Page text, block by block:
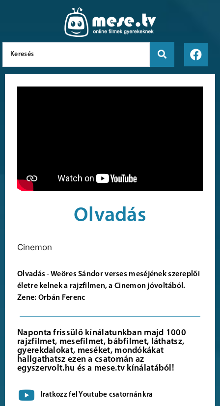
Olvadás
Cinemon
Olvadás - Weöres Sándor verses meséjének szereplői
életre kelnek a rajzfilmen, a Cinemon jóvoltából.
Zene: Orbán Ferenc
Naponta frissülő kínálatunkban majd 1000
rajzfilmet, mesefilmet, bábfilmet, láthatsz,
gyerekdalokat, meséket, mondókákat
hallgathatsz ezen a csatornán az
egyszervolt.hu és a mese.tv kínálatából!
Iratkozz fel Youtube csatornánkra